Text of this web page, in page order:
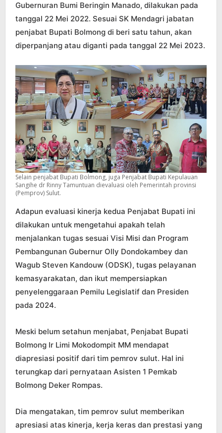
Gubernuran Bumi Beringin Manado, dilakukan pada
tanggal 22 Mei 2022. Sesuai SK Mendagri jabatan
penjabat Bupati Bolmong di beri satu tahun, akan
diperpanjang atau diganti pada tanggal 22 Mei 2023.
Selain penjabat Bupati Bolmong, juga Penjabat Bupati Kepulauan
Sangihe dr Rinny Tamuntuan dievaluasi oleh Pemerintah provinsi
(Pemprov) Sulut.
Adapun evaluasi kinerja kedua Penjabat Bupati ini
dilakukan untuk mengetahui apakah telah
menjalankan tugas sesuai Visi Misi dan Program
Pembangunan Gubernur Olly Dondokambey dan
Wagub Steven Kandouw (ODSK), tugas pelayanan
kemasyarakatan, dan ikut mempersiapkan
penyelenggaraan Pemilu Legislatif dan Presiden
pada 2024.
Meski belum setahun menjabat, Penjabat Bupati
Bolmong Ir Limi Mokodompit MM mendapat
diapresiasi positif dari tim pemrov sulut. Hal ini
terungkap dari pernyataan Asisten 1 Pemkab
Bolmong Deker Rompas.
Dia mengatakan, tim pemrov sulut memberikan
apresiasi atas kinerja, kerja keras dan prestasi yang